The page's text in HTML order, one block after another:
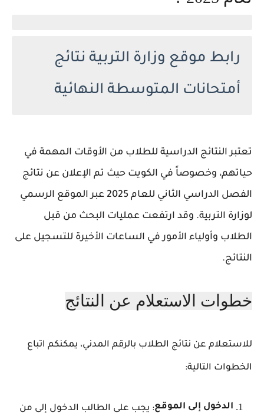
رابط موقع وزارة التربية نتائج
أمتحانات المتوسطة النهائية
تعتبر النتائج الدراسية للطلاب من الأوقات المهمة في
حياتهم، وخصوصاً في الكويت حيث تم الإعلان عن نتائج
الفصل الدراسي الثاني للعام 2025 عبر الموقع الرسمي
لوزارة التربية. وقد ارتفعت عمليات البحث من قبل
الطلاب وأولياء الأمور في الساعات الأخيرة للتسجيل على
النتائج.
خطوات الاستعلام عن النتائج
للاستعلام عن نتائج الطلاب بالرقم المدني، يمكنكم اتباع
الخطوات التالية:
الدخول إلى الموقع: يجب على الطالب الدخول إلى من